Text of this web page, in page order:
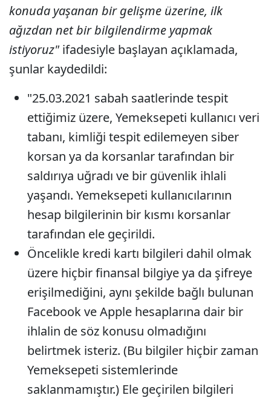
konuda yaşanan bir gelişme üzerine, ilk
ağızdan net bir bilgilendirme yapmak
istiyoruz" ifadesiyle başlayan açıklamada,
şunlar kaydedildi:
"25.03.2021 sabah saatlerinde tespit
ettiğimiz üzere, Yemeksepeti kullanıcı veri
tabanı, kimliği tespit edilemeyen siber
korsan ya da korsanlar tarafından bir
saldırıya uğradı ve bir güvenlik ihlali
yaşandı. Yemeksepeti kullanıcılarının
hesap bilgilerinin bir kısmı korsanlar
tarafından ele geçirildi.
Öncelikle kredi kartı bilgileri dahil olmak
üzere hiçbir finansal bilgiye ya da şifreye
erişilmediğini, aynı şekilde bağlı bulunan
Facebook ve Apple hesaplarına dair bir
ihlalin de söz konusu olmadığını
belirtmek isteriz. (Bu bilgiler hiçbir zaman
Yemeksepeti sistemlerinde
saklanmamıştır.) Ele geçirilen bilgileri